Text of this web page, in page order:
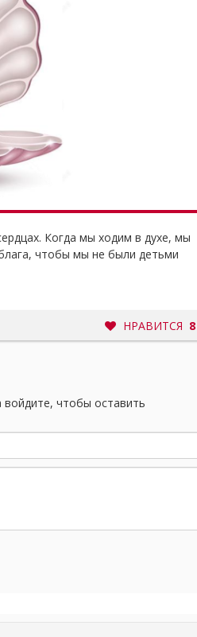
Когда мы ходим в духе, мы
чтобы мы не были детьми
НРАВИТСЯ 8
войдите, чтобы оставить